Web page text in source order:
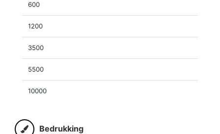
600
1200
3500
5500
10000
Bedrukking